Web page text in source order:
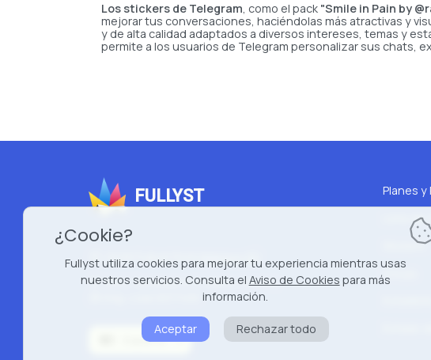
Los stickers de Telegram, como el pack "Smile in Pain by
mejorar tus conversaciones, haciéndolas más atractivas y
y de alta calidad adaptados a diversos intereses, temas y
permite a los usuarios de Telegram personalizar sus chats,
FULLYST
2026 Fullyst from Improvy OÜ
10145, Tornimäe tn 5, Tallinn, Estonia
Español
Planes y
Lista
Stickers
Estado
¿Cookie?
Fullyst utiliza cookies para mejorar tu experiencia mientras usas
nuestros servicios. Consulta el Aviso de Cookies para más
información.
Aceptar Rechazar todo